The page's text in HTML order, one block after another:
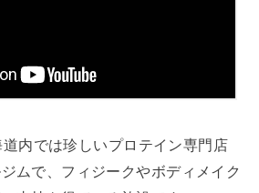
内では珍しいプロテイン専門店
ムで、フィジークやボディメイク